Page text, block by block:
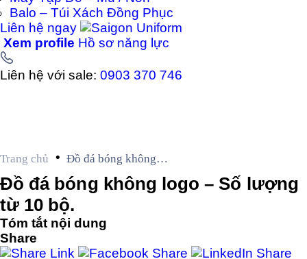
Balo – Túi Xách Đồng Phục
Liên hệ ngay
Xem profile Hồ sơ năng lực
Liên hệ với sale: 0903 370 746
Trang chủ • Đồ đá bóng không
logo – Số lượng từ
10 bộ.
Đồ đá bóng không logo – Số lượng
từ 10 bộ.
Tóm tắt nội dung
Share